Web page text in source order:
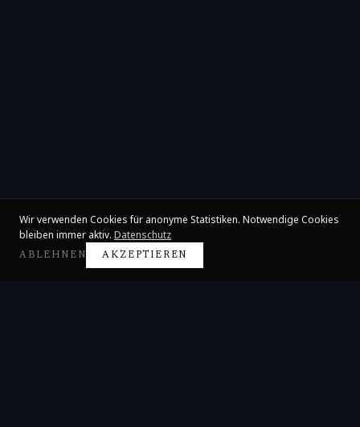
Wir verwenden Cookies für anonyme Statistiken. Notwendige Cookies
bleiben immer aktiv. Datenschutz
ABLEHNEN AKZEPTIEREN